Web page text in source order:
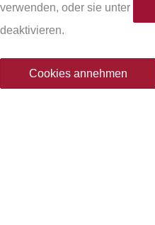
verwenden, oder sie unter
deaktivieren.
Cookies annehmen